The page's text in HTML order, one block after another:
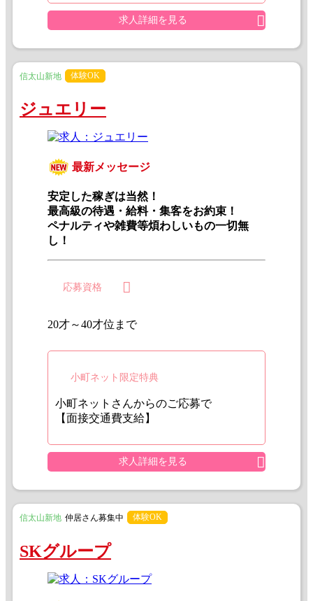
求人詳細を見る
信太山新地 体験OK
ジュエリー
最新メッセージ
安定した稼ぎは当然！
最高級の待遇・給料・集客をお約束！
ペナルティや雑費等煩わしいもの一切無
し！
応募資格
20才～40才位まで
小町ネット限定特典
小町ネットさんからのご応募で
【面接交通費支給】
求人詳細を見る
信太山新地 仲居さん募集中 体験OK
SKグループ